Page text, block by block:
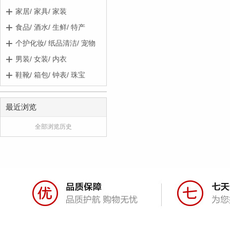
家居/ 家具/ 家装
食品/ 酒水/ 生鲜/ 特产
个护化妆/ 纸品清洁/ 宠物
男装/ 女装/ 内衣
鞋靴/ 箱包/ 钟表/ 珠宝
最近浏览
全部浏览历史